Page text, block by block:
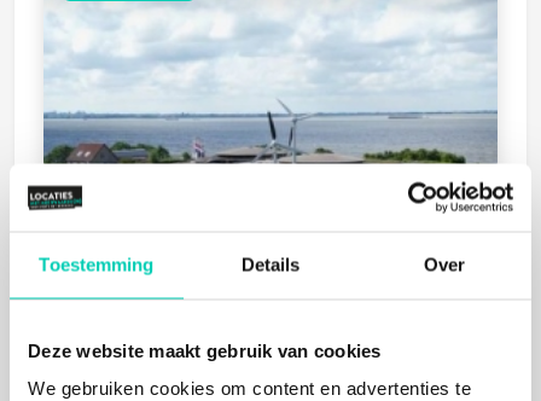
Toestemming Details Over
Deze website maakt gebruik van cookies
We gebruiken cookies om content en advertenties te
Barneveld